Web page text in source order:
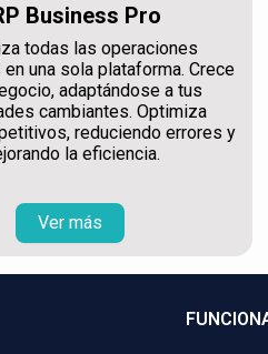
Business Pro
todas las operaciones
una sola plataforma. Crece
adaptándose a tus
cambiantes. Optimiza
reduciendo errores y
la eficiencia.
Ver más